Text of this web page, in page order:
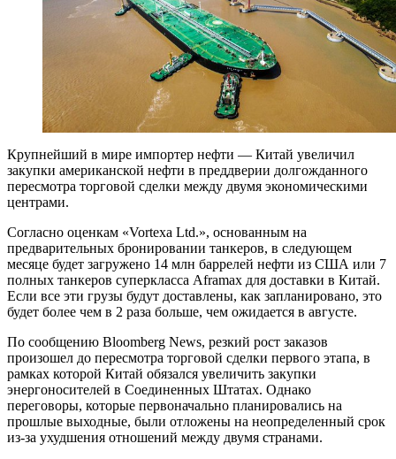
Крупнейший в мире импортер нефти — Китай увеличил
закупки американской нефти в преддверии долгожданного
пересмотра торговой сделки между двумя экономическими
центрами.
Согласно оценкам «Vortexa Ltd.», основанным на
предварительных бронировании танкеров, в следующем
месяце будет загружено 14 млн баррелей нефти из США или 7
полных танкеров суперкласса Aframax для доставки в Китай.
Если все эти грузы будут доставлены, как запланировано, это
будет более чем в 2 раза больше, чем ожидается в августе.
По сообщению Bloomberg News, резкий рост заказов
произошел до пересмотра торговой сделки первого этапа, в
рамках которой Китай обязался увеличить закупки
энергоносителей в Соединенных Штатах. Однако
переговоры, которые первоначально планировались на
прошлые выходные, были отложены на неопределенный срок
из-за ухудшения отношений между двумя странами.